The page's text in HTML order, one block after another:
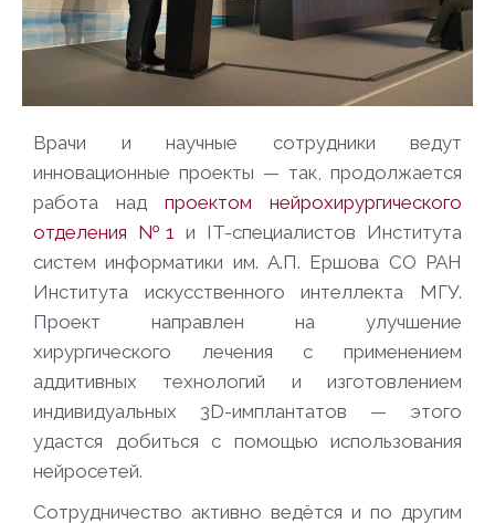
Врачи и научные сотрудники ведут
инновационные проекты — так, продолжается
работа над проектом нейрохирургического
отделения №1 и IT-специалистов Института
систем информатики им. А.П. Ершова СО РАН
Института искусственного интеллекта МГУ.
Проект направлен на улучшение
хирургического лечения с применением
аддитивных технологий и изготовлением
индивидуальных 3D-имплантатов — этого
удастся добиться с помощью использования
нейросетей.
Сотрудничество активно ведётся и по другим